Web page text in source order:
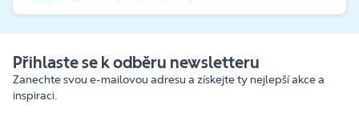
Přihlaste se k odběru newsletteru
Zanechte svou e-mailovou adresu a získejte ty nejlepší akce a
inspiraci.